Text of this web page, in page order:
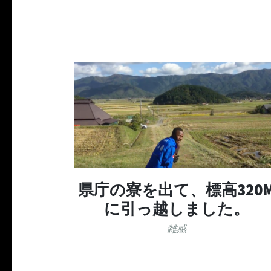
県庁の寮を出て、標高
に引っ越しました。
雑感